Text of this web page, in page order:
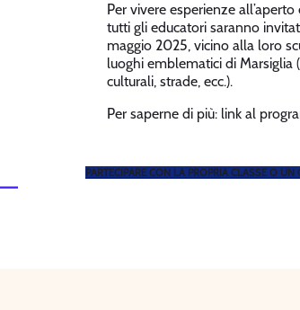
Per vivere esperienze
tutti gli educatori saranno
maggio 2025, vicino alla loro
luoghi emblematici di Marsiglia
culturali, strade, ecc.).
Per saperne di più: link al
PARTECIPARE CON LA PROPRIA CLASSE O